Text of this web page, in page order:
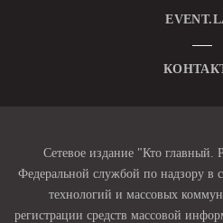
Сетевое издание "Кто главный.
Федеральной службой по надзору в
технологий и массовых
регистрации средств массовой